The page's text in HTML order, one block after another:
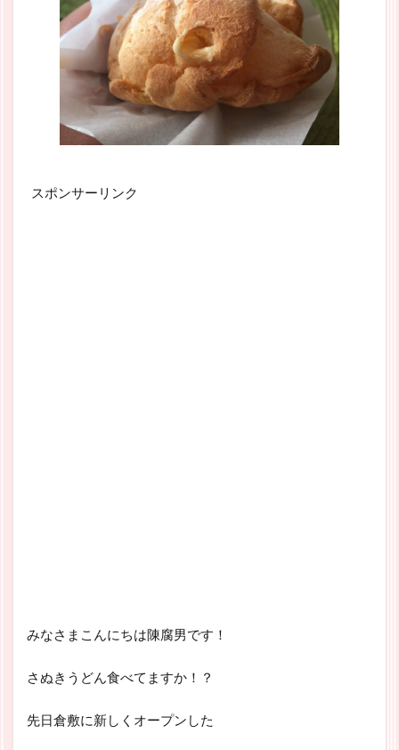
スポンサーリンク
みなさまこんにちは陳腐男です！
さぬきうどん食べてますか！？
先日倉敷に新しくオープンした